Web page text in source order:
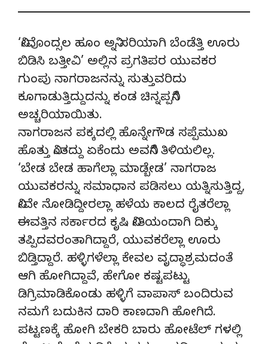
‘ನೀವೊಂದ್ಸಲ ಹೂಂ ಅನ್ನಿ ಸರಿಯಾಗಿ ಬೆಂಡೆತ್ತಿ ಊರು
ಬಿಡಿಸಿ ಬತ್ತೀವಿ’ ಅಲ್ಲಿನ ಪ್ರಗತಿಪರ ಯುವಕರ
ಗುಂಪು ನಾಗರಾಜನನ್ನು ಸುತ್ತುವರಿದು
ಕೂಗಾಡುತ್ತಿದ್ದುದನ್ನು ಕಂಡ ಚಿನ್ನಪ್ಪನಿಗೆ
ಅಚ್ಚರಿಯಾಯಿತು.
ನಾಗರಾಜನ ಪಕ್ಕದಲ್ಲಿ ಹೊನ್ನೇಗೌಡ ಸಪ್ಪೆಮುಖ
ಹೊತ್ತು ನಿಂತದ್ದು ಏಕೆಂದು ಅವನಿಗೆ ತಿಳಿಯಲಿಲ್ಲ.
‘ಬೇಡ ಬೇಡ ಹಾಗೆಲ್ಲಾ ಮಾಡ್ಬೇಡ’ ನಾಗರಾಜ
ಯುವಕರನ್ನು ಸಮಾಧಾನ ಪಡಿಸಲು ಯತ್ನಿಸುತ್ತಿದ್ದ,
ನೀವೇ ನೋಡಿದ್ದೀರಲ್ಲಾ ಹಳೆಯ ಕಾಲದ ರೈತರೆಲ್ಲಾ
ಈವತ್ತಿನ ಸರ್ಕಾರದ ಕೃಷಿ ನೀತಿಯಂದಾಗಿ ದಿಕ್ಕು
ತಪ್ಪಿದವರಂತಾಗಿದ್ದಾರೆ, ಯುವಕರೆಲ್ಲಾ ಊರು
ಬಿಡ್ತಿದ್ದಾರೆ. ಹಳ್ಳಿಗಳೆಲ್ಲಾ ಕೇವಲ ವೃದ್ಧಾಶ್ರಮದಂತೆ
ಆಗಿ ಹೋಗಿದ್ದಾವೆ, ಹೇಗೋ ಕಷ್ಟಪಟ್ಟು
ಡಿಗ್ರಿಮಾಡಿಕೊಂಡು ಹಳ್ಳಿಗೆ ವಾಪಾಸ್ ಬಂದಿರುವ
ನಮಗೆ ಬದುಕಿನ ದಾರಿ ಕಾಣದಾಗಿ ಹೋಗಿದೆ.
ಪಟ್ಟಣಕ್ಕೆ ಹೋಗಿ ಬೇಕರಿ ಬಾರು ಹೋಟೆಲ್ ಗಳಲ್ಲಿ